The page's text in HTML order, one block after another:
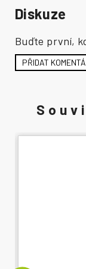
Diskuze
Buďte první,
PŘIDAT